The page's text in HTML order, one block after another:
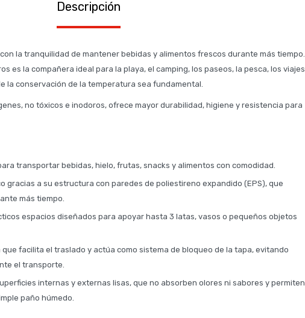
Descripción
la tranquilidad de mantener bebidas y alimentos frescos durante más tiempo.
es la compañera ideal para la playa, el camping, los paseos, la pesca, los viajes
la conservación de la temperatura sea fundamental.
no tóxicos e inodoros, ofrece mayor durabilidad, higiene y resistencia para
transportar bebidas, hielo, frutas, snacks y alimentos con comodidad.
gracias a su estructura con paredes de poliestireno expandido (EPS), que
más tiempo.
espacios diseñados para apoyar hasta 3 latas, vasos o pequeños objetos
facilita el traslado y actúa como sistema de bloqueo de la tapa, evitando
el transporte.
internas y externas lisas, que no absorben olores ni sabores y permiten
paño húmedo.